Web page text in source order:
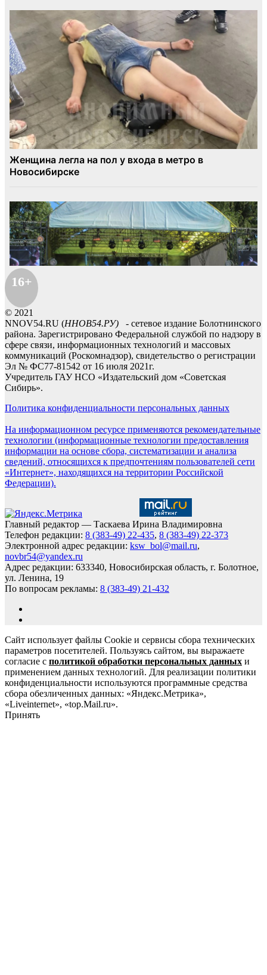
16+
© 2021
NNOV54.RU (ННОВ54.РУ) - сетевое издание Болотнинского
района. Зарегистрировано Федеральной службой по надзору в
сфере связи, информационных технологий и массовых
коммуникаций (Роскомнадзор), свидетельство о регистрации
Эл № ФС77-81542 от 16 июля 2021г.
Учредитель ГАУ НСО «Издательский дом «Советская
Сибирь».
Политика конфиденциальности персональных данных
На информационном ресурсе применяются рекомендательные
технологии (информационные технологии предоставления
информации на основе сбора, систематизации и анализа
сведений, относящихся к предпочтениям пользователей сети
«Интернет», находящихся на территории Российской
Федерации).
Главный редактор — Таскаева Ирина Владимировна
Телефон редакции: 8 (383-49) 22-435, 8 (383-49) 22-373
Электронной адрес редакции: ksw_bol@mail.ru,
novbr54@yandex.ru
Адрес редакции: 633340, Новосибирская область, г. Болотное,
ул. Ленина, 19
По вопросам рекламы: 8 (383-49) 21-432
Сайт использует файлы Cookie и сервисы сбора технических
параметров посетителей. Пользуясь сайтом, вы выражаете
согласие с политикой обработки персональных данных и
применением данных технологий. Для реализации политики
конфиденциальности используются программные средства
сбора обезличенных данных: «Яндекс.Метрика»,
«Liveinternet», «top.Mail.ru».
Принять